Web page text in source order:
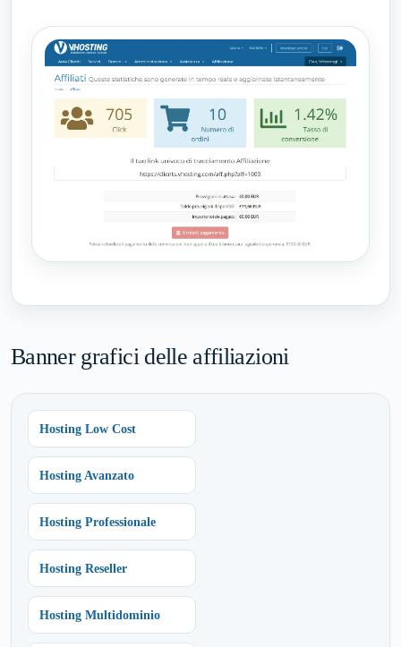
Banner grafici delle affiliazioni
Hosting Low Cost
Hosting Avanzato
Hosting Professionale
Hosting Reseller
Hosting Multidominio